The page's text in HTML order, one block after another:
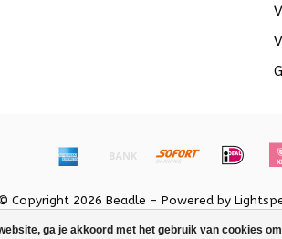
ga je akkoord met het gebruik van cookies
Copyright 2026 Beadle - Powered by